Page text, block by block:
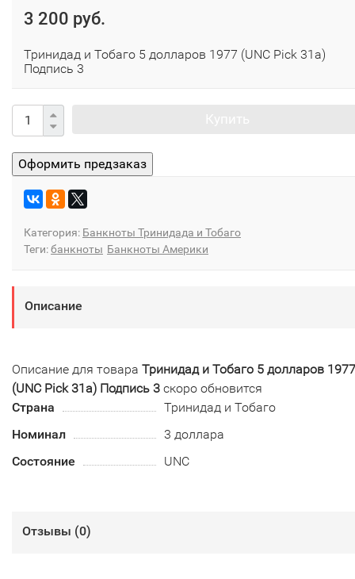
3 200 руб.
Тринидад и Тобаго 5 долларов 1977 (UNC Pick 31a)
Подпись 3
Категория: Банкноты Тринидада и Тобаго
Теги:банкноты Банкноты Америки
Описание
Описание для товара Тринидад и Тобаго 5 долларов 1977
(UNC Pick 31a) Подпись 3 скоро обновится
Страна
Тринидад и Тобаго
Номинал
3 доллара
Состояние
UNC
Отзывы (0)